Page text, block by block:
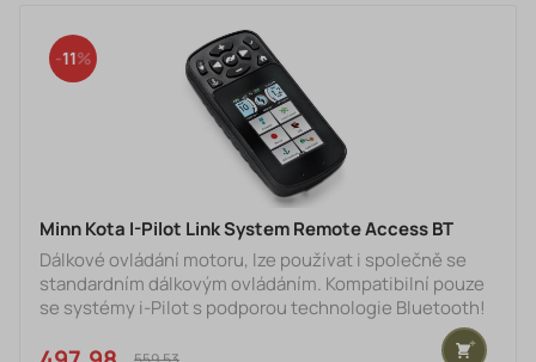
11
Minn Kota I-Pilot Link System Remote Access BT
Dálkové ovládání motoru, lze používat i společně se
standardním dálkovým ovládáním. Kompatibilní pouze
se systémy i-Pilot s podporou technologie Bluetooth!